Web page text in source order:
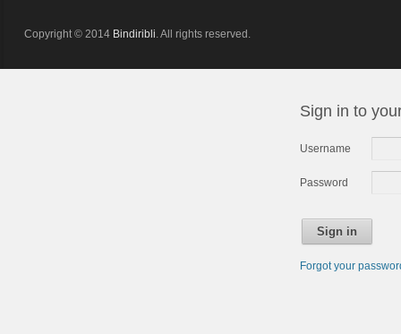
Copyright © 2014 Bindiribli. All rights reserved.
Sign in to
Username
Password
Sign in
Forgot your